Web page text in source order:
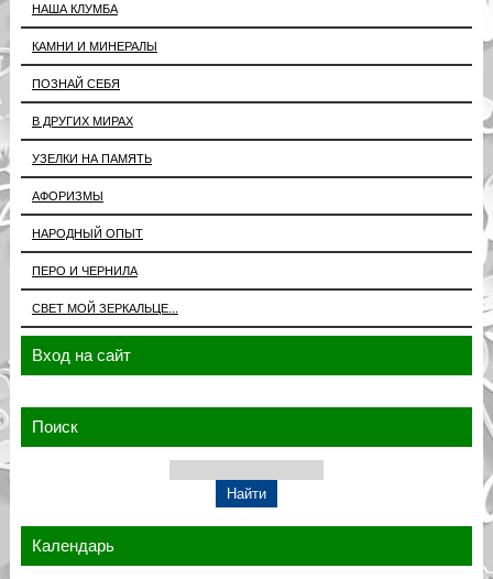
НАША КЛУМБА
КАМНИ И МИНЕРАЛЫ
ПОЗНАЙ СЕБЯ
В ДРУГИХ МИРАХ
УЗЕЛКИ НА ПАМЯТЬ
АФОРИЗМЫ
НАРОДНЫЙ ОПЫТ
ПЕРО И ЧЕРНИЛА
СВЕТ МОЙ ЗЕРКАЛЬЦЕ...
Вход на сайт
Поиск
Календарь